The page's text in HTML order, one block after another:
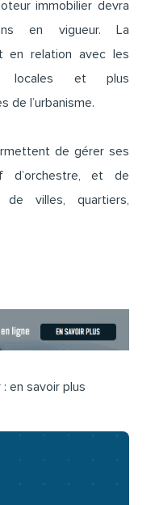
immobilier devra
en vigueur. La
en relation avec les
locales et plus
de l’urbanisme.
de gérer ses
d’orchestre, et de
de villes, quartiers,
en savoir plus